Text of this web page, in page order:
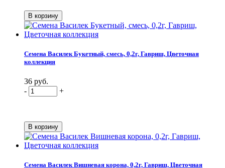
Семена Василек Букетный, смесь, 0,2г, Гавриш, Цветочная
коллекция
36 руб.
-
+
Семена Василек Вишневая корона, 0,2г, Гавриш, Цветочная